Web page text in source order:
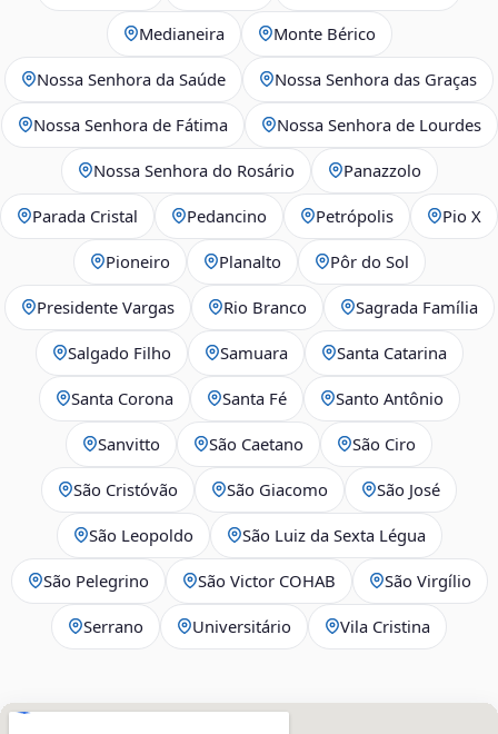
Medianeira Monte Bérico
Nossa Senhora da Saúde Nossa Senhora das Graças
Nossa Senhora de Fátima Nossa Senhora de Lourdes
Nossa Senhora do Rosário Panazzolo
Parada Cristal Pedancino Petrópolis Pio X
Pioneiro Planalto Pôr do Sol
Presidente Vargas Rio Branco Sagrada Família
Salgado Filho Samuara Santa Catarina
Santa Corona Santa Fé Santo Antônio
Sanvitto São Caetano São Ciro
São Cristóvão São Giacomo São José
São Leopoldo São Luiz da Sexta Légua
São Pelegrino São Victor COHAB São Virgílio
Serrano Universitário Vila Cristina